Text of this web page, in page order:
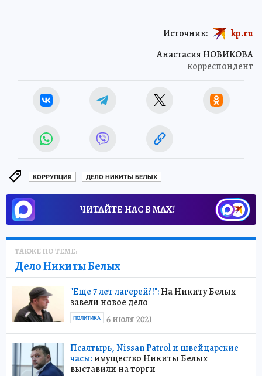
Анастасия НОВИКОВА
корреспондент
Источник: kp.ru
КОРРУПЦИЯ ДЕЛО НИКИТЫ БЕЛЫХ
ЧИТАЙТЕ НАС В МАХ!
ТАКЖЕ ПО ТЕМЕ:
Дело Никиты Белых
"Еще 7 лет лагерей?!":На Никиту Белых
завели новое дело
6 июля 2021
ПОЛИТИКА
Псалтырь, Nissan Patrol и швейцарские
часы:имущество Никиты Белых
выставили на торги